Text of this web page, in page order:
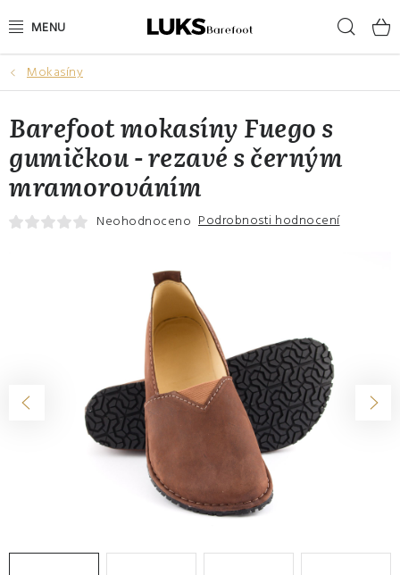
na
NOVINKY
VÝPRODEJ
DÁMSKÉ BAREFOOT BOTY
PÁNSKÉ BAREFOOT BOTY
O nás Hodnocení obchodu
Moje objednávka
Výměna a vrácení zboží
Kontakty
Mokasíny
Barefoot mokasíny Fuego s
gumičkou - rezavé s černým
mramorováním
Neohodnoceno Podrobnosti hodnocení